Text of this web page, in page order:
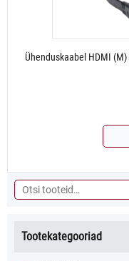
Ühenduskaabel HDMI
Otsi:
Tootekategooriad